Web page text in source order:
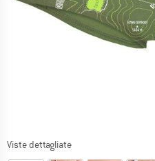
Viste dettagliate